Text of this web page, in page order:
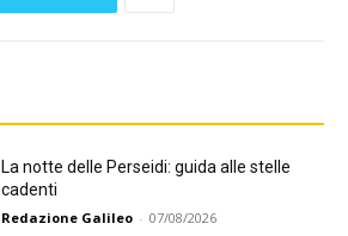
La notte delle Perseidi: guida alle stelle
cadenti
Redazione Galileo - 07/08/2026